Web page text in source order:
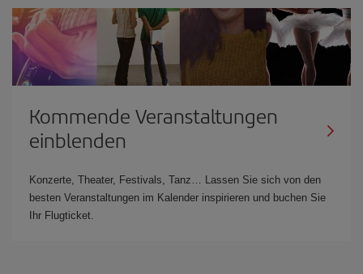
Kommende Veranstaltungen
einblenden
Konzerte, Theater, Festivals, Tanz… Lassen Sie sich von den
besten Veranstaltungen im Kalender inspirieren und buchen Sie
Ihr Flugticket.